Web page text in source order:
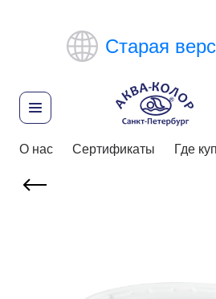
Старая
О нас Сертификаты Где